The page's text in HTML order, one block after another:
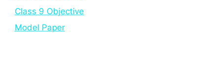
Class 9 Objective
Model Paper